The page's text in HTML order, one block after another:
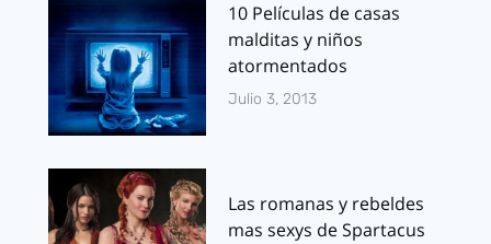
10 Películas de casas
malditas y niños
atormentados
Julio 3, 2013
Las romanas y rebeldes
mas sexys de Spartacus